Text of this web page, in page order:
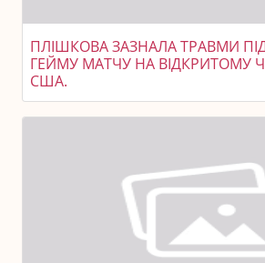
ПЛІШКОВА ЗАЗНАЛА ТРАВМИ
ГЕЙМУ МАТЧУ НА ВІДКРИТОМУ
США.